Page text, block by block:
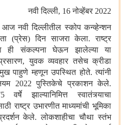
नवी दिल्ली, 16 नोव्हेंबर 2022
नवी दिल्लीतील स्कोप कन्व्हेन्शन
(प्रेस) दिन साजरा केला. राष्ट्र
ही संकल्पना घेऊन झालेल्या या
,युवक व्यवहार तसेच क्रीडा
पाहुणे म्हणून उपस्थित होते. त्यांनी
2022 पुस्तिकेचे प्रकाशन केले.
वर्षे झाल्यानिमित्त स्वातंत्र्याचा
राष्ट्र उभारणीत माध्यमांची भूमिका
केले. लोकशाहीचा चौथा स्तंभ